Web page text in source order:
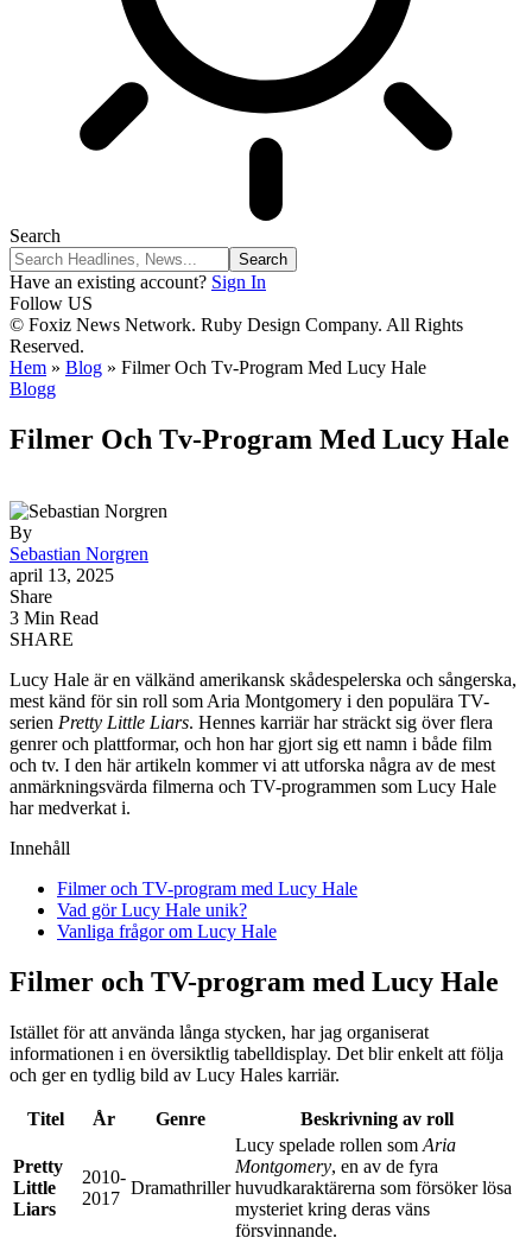
Search
Have an existing account? Sign In
Follow US
© Foxiz News Network. Ruby Design Company. All Rights
Reserved.
Hem » Blog » Filmer Och Tv-Program Med Lucy Hale
Blogg
Filmer Och Tv-Program Med Lucy Hale
By
Sebastian Norgren
april 13, 2025
Share
3 Min Read
SHARE
Lucy Hale är en välkänd amerikansk skådespelerska och sångerska,
mest känd för sin roll som Aria Montgomery i den populära TV-
serien Pretty Little Liars. Hennes karriär har sträckt sig över flera
genrer och plattformar, och hon har gjort sig ett namn i både film
och tv. I den här artikeln kommer vi att utforska några av de mest
anmärkningsvärda filmerna och TV-programmen som Lucy Hale
har medverkat i.
Innehåll
Filmer och TV-program med Lucy Hale
Vad gör Lucy Hale unik?
Vanliga frågor om Lucy Hale
Filmer och TV-program med Lucy Hale
Istället för att använda långa stycken, har jag organiserat
informationen i en översiktlig tabelldisplay. Det blir enkelt att följa
och ger en tydlig bild av Lucy Hales karriär.
Titel År Genre Beskrivning av roll
Pretty
Little
Liars
2010-
2017
Dramathriller
Lucy spelade rollen som Aria
Montgomery, en av de fyra
huvudkaraktärerna som försöker lösa
mysteriet kring deras väns
försvinnande.